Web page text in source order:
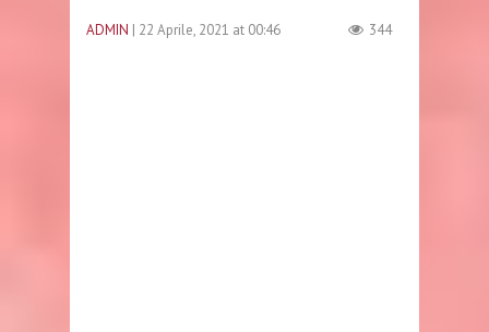
ADMIN | 22 Aprile, 2021 at 00:46 344